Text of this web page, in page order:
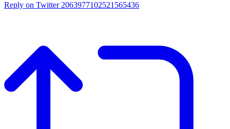
Reply on Twitter 2063977102521565436